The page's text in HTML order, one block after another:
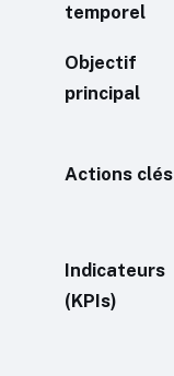
temporel
Objectif
principal
Actions clés
Indicateurs
(KPIs)